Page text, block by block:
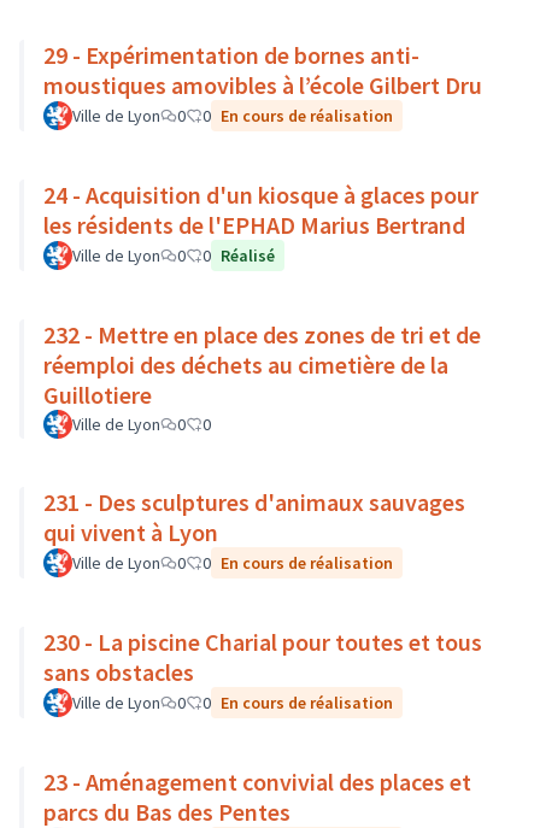
29 - Expérimentation de bornes anti-
moustiques amovibles à l’école Gilbert Dru
Ville de Lyon 0 0 En cours de réalisation
24 - Acquisition d'un kiosque à glaces pour
les résidents de l'EPHAD Marius Bertrand
Ville de Lyon 0 0 Réalisé
232 - Mettre en place des zones de tri et de
réemploi des déchets au cimetière de la
Guillotiere
Ville de Lyon 0 0
231 - Des sculptures d'animaux sauvages
qui vivent à Lyon
Ville de Lyon 0 0 En cours de réalisation
230 - La piscine Charial pour toutes et tous
sans obstacles
Ville de Lyon 0 0 En cours de réalisation
23 - Aménagement convivial des places et
parcs du Bas des Pentes